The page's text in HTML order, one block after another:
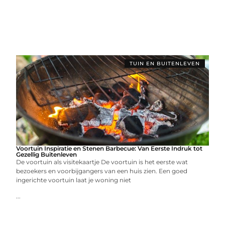
TUIN EN BUITENLEVEN
Voortuin Inspiratie en Stenen Barbecue: Van Eerste Indruk tot
Gezellig Buitenleven
De voortuin als visitekaartje De voortuin is het eerste wat
bezoekers en voorbijgangers van een huis zien. Een goed
ingerichte voortuin laat je woning niet
...